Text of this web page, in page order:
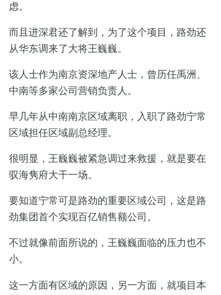
虑。
而且进深君还了解到，为了这个项目，路劲还
从华东调来了大将王巍巍。
该人士作为南京资深地产人士，曾历任禹洲、
中南等多家公司营销负责人。
早几年从中南南京区域离职，入职了路劲宁常
区域担任区域副总经理。
很明显，王巍巍被紧急调过来救援，就是要在
驭海隽府大干一场。
要知道宁常可是路劲的重要区域公司，这是路
劲集团首个实现百亿销售额公司。
不过就像前面所说的，王巍巍面临的压力也不
小。
这一方面有区域的原因，另一方面，就项目本